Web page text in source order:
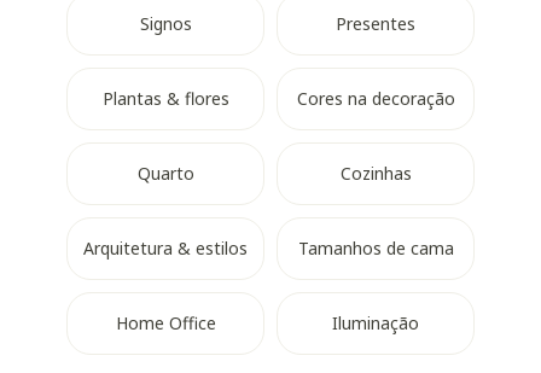
Signos Presentes
Plantas & flores Cores na decoração
Quarto Cozinhas
Arquitetura & estilos Tamanhos de cama
Home Office Iluminação